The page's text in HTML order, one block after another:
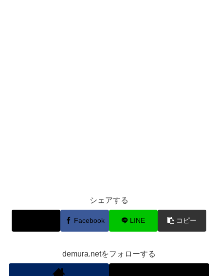
シェアする
Facebook LINE コピー
demura.netをフォローする